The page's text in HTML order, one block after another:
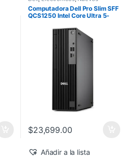
Productos
Computadora Dell Pro Slim SFF
QCS1250 Intel Core Ultra 5-
Windows 11 Pro
$23,699.00
Añadir a la lista